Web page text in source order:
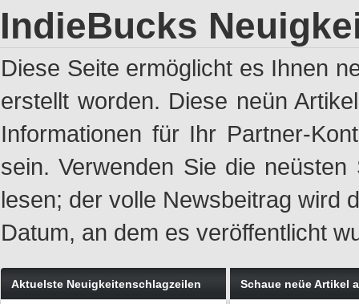
IndieBucks
Diese Seite ermöglicht es Ihnen
erstellt worden. Diese neün
Informationen für Ihr Partner-
sein. Verwenden Sie die
lesen; der volle Newsbeitrag wird
Datum, an dem es veröffentlicht
Aktuelste Neuigkeitenschlagzeilen Schaue neüe Artikel